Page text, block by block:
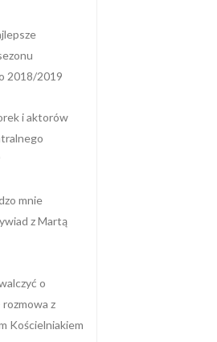
2018/2019
i aktorów
mnie
z Martą
o
rozmowa z
Kościelniakiem